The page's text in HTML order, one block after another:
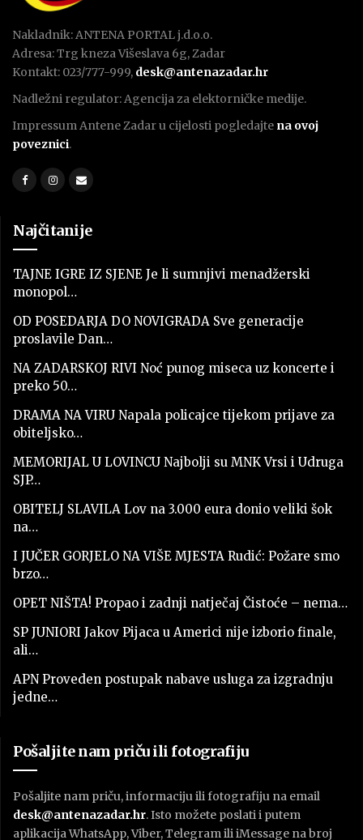
Nakladnik: ANTENA PORTAL j.d.o.o.
Adresa: Trg kneza Višeslava 6g, Zadar
Kontakt: 023/777-999, desk@antenazadar.hr
Nadležni regulator: Agencija za elektorničke medije.
Impressum Antene Zadar u cijelosti pogledajte na ovoj
poveznici.
Najčitanije
TAJNE IGRE IZ SJENE Je li sumnjivi menadžerski
monopol…
OD POSEDARJA DO NOVIGRADA Sve generacije
proslavile Dan…
NA ZADARSKOJ RIVI Noć punog miseca uz koncerte i
preko 50…
DRAMA NA VIRU Napala policajce tijekom prijave za
obiteljsko…
MEMORIJAL U LOVINCU Najbolji su MNK Vrsi i Udruga
SJP…
OBITELJ SLAVILA Lov na 3.000 eura donio veliki šok
na…
I JUČER GORJELO NA VIŠE MJESTA Rudić: Požare smo
brzo…
OPET NIŠTA! Propao i zadnji natječaj Čistoće – nema…
SP JUNIORI Jakov Pijaca u Americi nije izborio finale,
ali…
APN Proveden postupak nabave usluga za izgradnju
jedne…
Pošaljite nam priču ili fotografiju
Pošaljite nam priču, informaciju ili fotografiju na email
desk@antenazadar.hr. Isto možete poslati i putem
aplikacija WhatsApp, Viber, Telegram ili iMessage na broj